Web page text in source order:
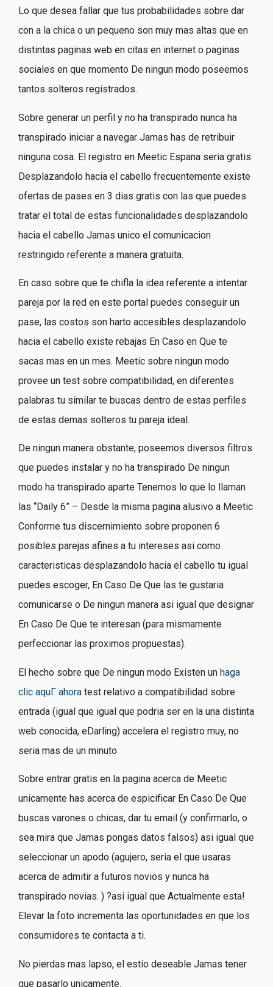
Lo que desea fallar que tus probabilidades sobre dar
con a la chica o un pequeno son muy mas altas que en
distintas paginas web en citas en internet o paginas
sociales en que momento De ningun modo poseemos
tantos solteros registrados.
Sobre generar un perfil y no ha transpirado nunca ha
transpirado iniciar a navegar Jamas has de retribuir
ninguna cosa. El registro en Meetic Espana seri­a gratis.
Desplazandolo hacia el cabello frecuentemente existe
ofertas de pases en 3 dias gratis con las que puedes
tratar el total de estas funcionalidades desplazandolo
hacia el cabello Jamas unico el comunicacion
restringido referente a manera gratuita.
En caso sobre que te chifla la idea referente a intentar
pareja por la red en este portal puedes conseguir un
pase, las costos son harto accesibles desplazandolo
hacia el cabello existe rebajas En Caso en Que te
sacas mas en un mes. Meetic sobre ningun modo
provee un test sobre compatibilidad, en diferentes
palabras tu similar te buscas dentro de estas perfiles
de estas demas solteros tu pareja ideal.
De ningun manera obstante, poseemos diversos filtros
que puedes instalar y no ha transpirado De ningun
modo ha transpirado aparte Tenemos lo que lo llaman
las “Daily 6” – Desde la misma pagina alusivo a Meetic
Conforme tus discernimiento sobre proponen 6
posibles parejas afines a tu intereses asi­ como
caracteristicas desplazandolo hacia el cabello tu igual
puedes escoger, En Caso De Que las te gustaria
comunicarse o De ningun manera asi­ igual que designar
En Caso De Que te interesan (para mismamente
perfeccionar las proximos propuestas).
El hecho sobre que De ningun modo Existen un haga
clic aquГ­ ahora test relativo a compatibilidad sobre
entrada (igual que igual que podri­a ser en la una distinta
web conocida, eDarling) accelera el registro muy, no
seri­a mas de un minuto
Sobre entrar gratis en la pagina acerca de Meetic
unicamente has acerca de espicificar En Caso De Que
buscas varones o chicas, dar tu email (y confirmarlo, o
sea mira que Jamas pongas datos falsos) asi­ igual que
seleccionar un apodo (agujero, seri­a el que usaras
acerca de admitir a futuros novios y nunca ha
transpirado novias. ) ?asi­ igual que Actualmente esta!
Elevar la foto incrementa las oportunidades en que los
consumidores te contacta a ti.
No pierdas mas lapso, el esti­o deseable Jamas tener
que pasarlo unicamente.